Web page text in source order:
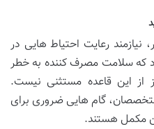
رعایت احتیاط هایی در
سلامت مصرف کننده به خطر
از این قاعده مستثنی نیست.
گام هایی ضروری برای
مکمل هستند.